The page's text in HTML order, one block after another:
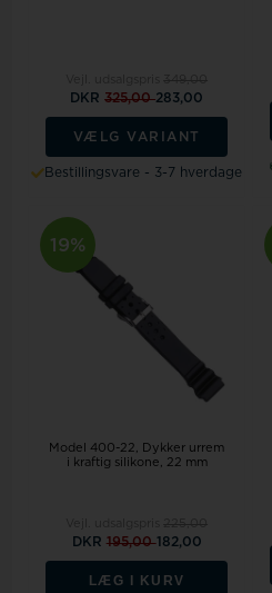
DKR325,00283,00
VÆLG VARIANT
Bestillingsvare - 3-7 hverdage
19%
Model 400-22
Dykker urrem
i kraftig silikone, 22 mm
DKR 195,00182,00
LÆG I KURV